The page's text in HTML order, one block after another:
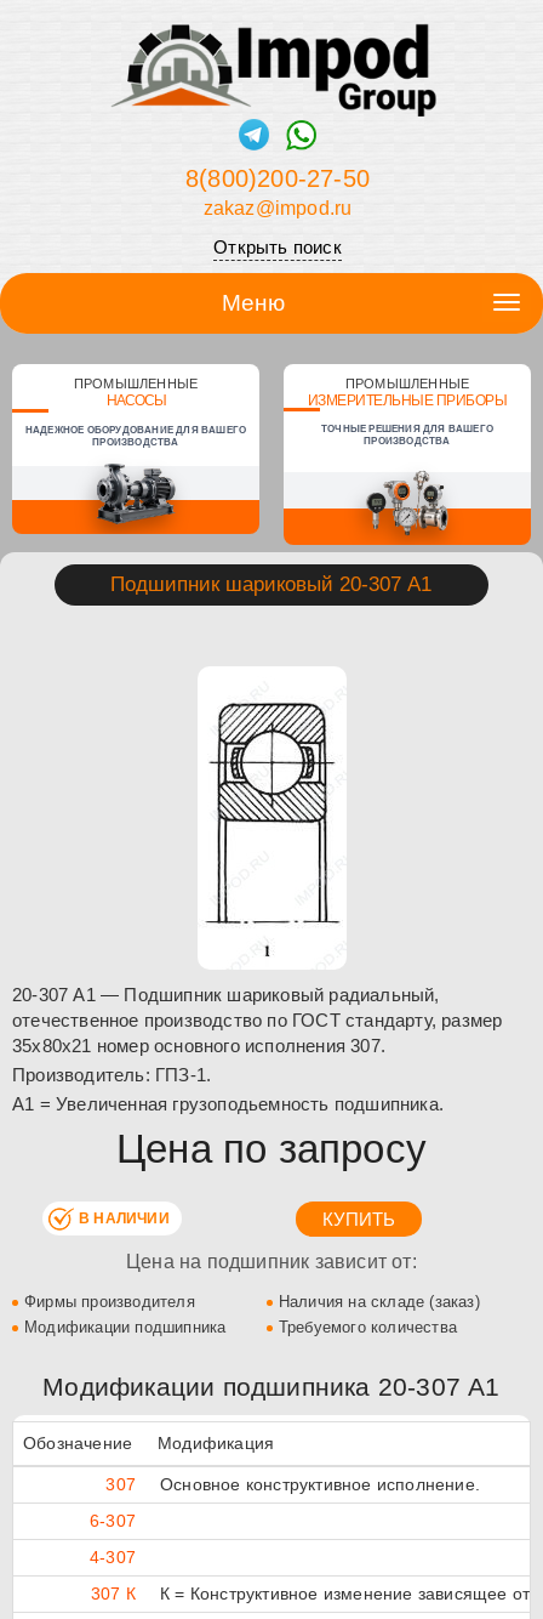
8(800)200-27-50
zakaz@impod.ru
Открыть поиск
Меню
ПРОМЫШЛЕННЫЕ
НАСОСЫ
НАДЕЖНОЕ ОБОРУДОВАНИЕ ДЛЯ ВАШЕГО
ПРОИЗВОДСТВА
ПРОМЫШЛЕННЫЕ
ИЗМЕРИТЕЛЬНЫЕ ПРИБОРЫ
ТОЧНЫЕ РЕШЕНИЯ ДЛЯ ВАШЕГО
ПРОИЗВОДСТВА
Подшипник шариковый 20-307 А1
20-307 А1 — Подшипник шариковый радиальный,
отечественное производство по ГОСТ стандарту, размер
35x80x21 номер основного исполнения 307.
Производитель: ГПЗ-1.
А1 = Увеличенная грузоподьемность подшипника.
Цена по запросу
В НАЛИЧИИ
Цена на подшипник зависит от:
Фирмы производителя
Наличия на складе (заказ)
Модификации подшипника
Требуемого количества
Модификации подшипника 20-307 А1
Обозначение Модификация
307
Основное конструктивное исполнение.
6-307
4-307
307 К
К = Конструктивное изменение зависящее от